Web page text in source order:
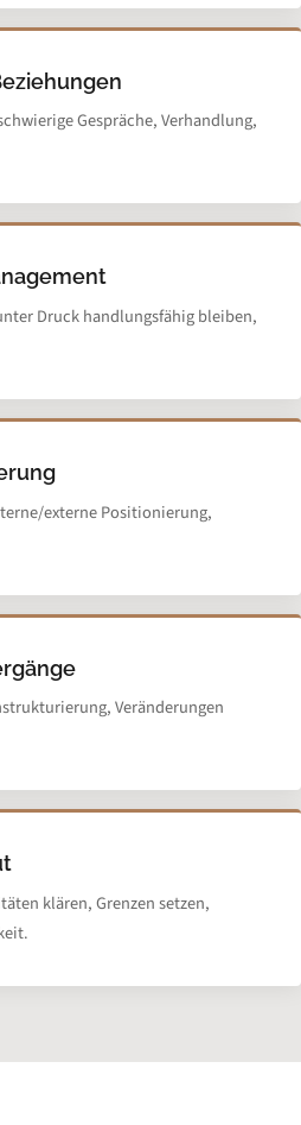
Gespräche, Verhandlung,
Druck handlungsfähig bleiben,
externe Positionierung,
Veränderungen
klären, Grenzen setzen,